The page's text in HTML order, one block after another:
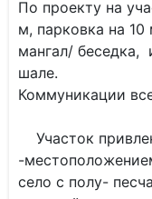
По проекту на
м, парковка на
мангал/ беседка,
шале.
Коммуникации
Участок
-
село с полу-